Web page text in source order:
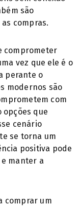
são
compras.
comprometer
vez que ele é o
perante o
modernos são
com
opções que
cenário
se torna um
positiva pode
manter a
comprar um